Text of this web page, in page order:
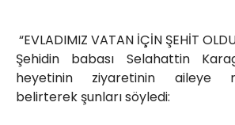
“EVLADIMIZ VATAN İÇİN ŞEHİT
Şehidin babası Selahattin
heyetinin ziyaretinin aileye
belirterek şunları söyledi: